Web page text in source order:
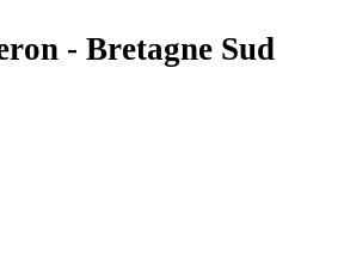
- Bretagne Sud